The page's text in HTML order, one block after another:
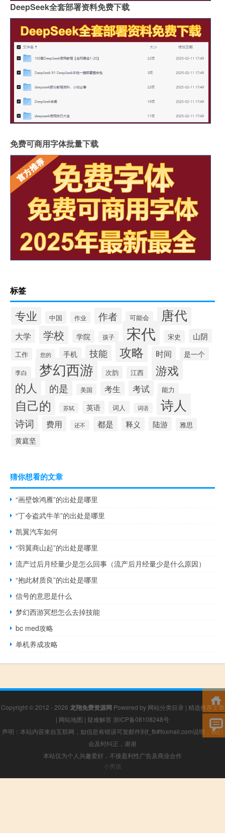
DeepSeek全套部署资料免费下载
免费可商用字体批量下载
标签
专业 中国 作业 作者 可能会 唐代
大学 学校 学院 孩子 宋代 宋史 山阴
工作 您的 手机 技能 攻略 时间 是一个
李白 梦幻西游 次韵 江西 游戏
的人 的是 美国 考生 考试 能力
自己的 苏轼 英语 词人 词语 诗人
诗词 费用 还不 都是 释义 陆游 雅思
黄庭坚
猜你想看的文章
“画壁馀鸿雁”的出处是哪里
“丁令盗武牛羊”的出处是哪里
凯翼汽车如何
“羽翼商山起”的出处是哪里
流产过后月经量少是怎么回事（流产后月经量少是什么原因）
“抱此材质良”的出处是哪里
信号的意思是什么
梦幻西游冥想怎么去掉技能
bc med攻略
单机养成攻略
Copyright © 2012 - 2026 龙翔免费资源网 Powered by 网站分类目录 | 精选推荐文章
| 网站地图 | 疑难解答 浙ICP备08108248号
声明：本站内容来自互联网，如信息有错误可发邮件到f_fb#foxmail.com说明，我们
会及时纠正，谢谢
本站仅为个人兴趣爱好，不接盈利性广告及商业合作
小男孩